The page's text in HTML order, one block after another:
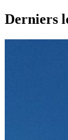
Derniers